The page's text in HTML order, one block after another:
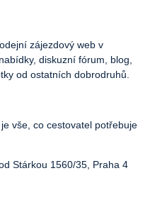
zájezdový web v
diskuzní fórum, blog,
od ostatních dobrodruhů.
vše, co cestovatel potřebuje
Stárkou 1560/35, Praha 4